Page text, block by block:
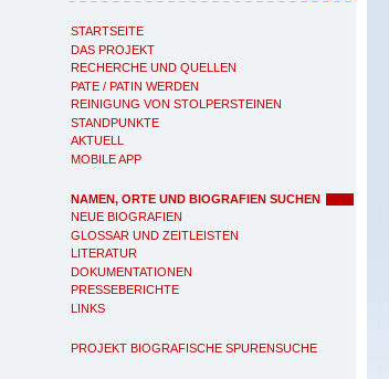
STARTSEITE
DAS PROJEKT
RECHERCHE UND QUELLEN
PATE / PATIN WERDEN
REINIGUNG VON STOLPERSTEINEN
STANDPUNKTE
AKTUELL
MOBILE APP
NAMEN, ORTE UND BIOGRAFIEN SUCHEN
NEUE BIOGRAFIEN
GLOSSAR UND ZEITLEISTEN
LITERATUR
DOKUMENTATIONEN
PRESSEBERICHTE
LINKS
PROJEKT BIOGRAFISCHE SPURENSUCHE